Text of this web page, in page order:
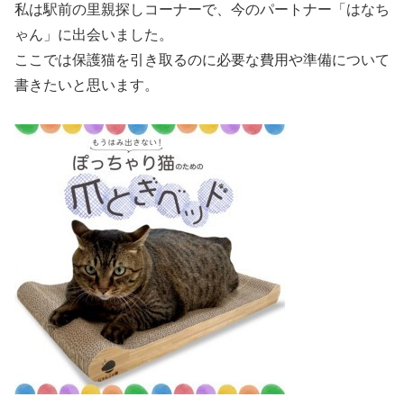
私は駅前の里親探しコーナーで、今のパートナー「はなち
ゃん」に出会いました。
ここでは保護猫を引き取るのに必要な費用や準備について
書きたいと思います。